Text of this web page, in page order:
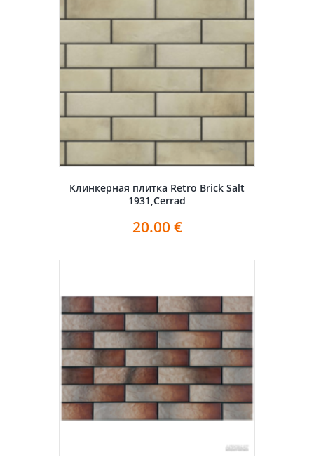
Клинкерная плитка Retro Brick Salt
1931,Cerrad
20.00 €